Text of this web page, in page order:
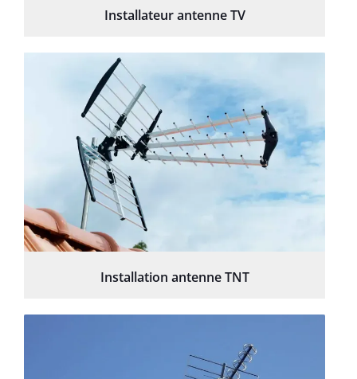
Installateur antenne TV
Installation antenne TNT